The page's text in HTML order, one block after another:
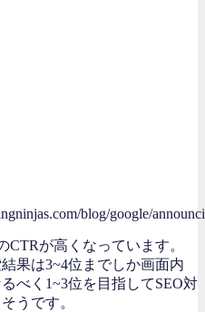
blog/google/
CTRが高くなっています。
果は3~4位までしか画面内
べく1~3位を目指してSEO対
うです。